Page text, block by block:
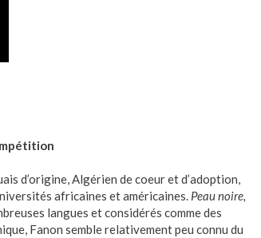
d’origine, Algérien de coeur et d’adoption,
africaines et américaines. Peau noire,
langues et considérés comme des
Fanon semble relativement peu connu du